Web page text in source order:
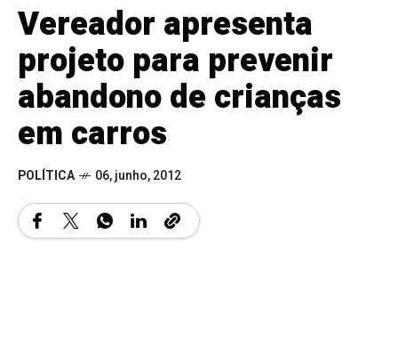
Vereador apresenta
projeto para prevenir
abandono de crianças
em carros
POLÍTICA 06, junho, 2012